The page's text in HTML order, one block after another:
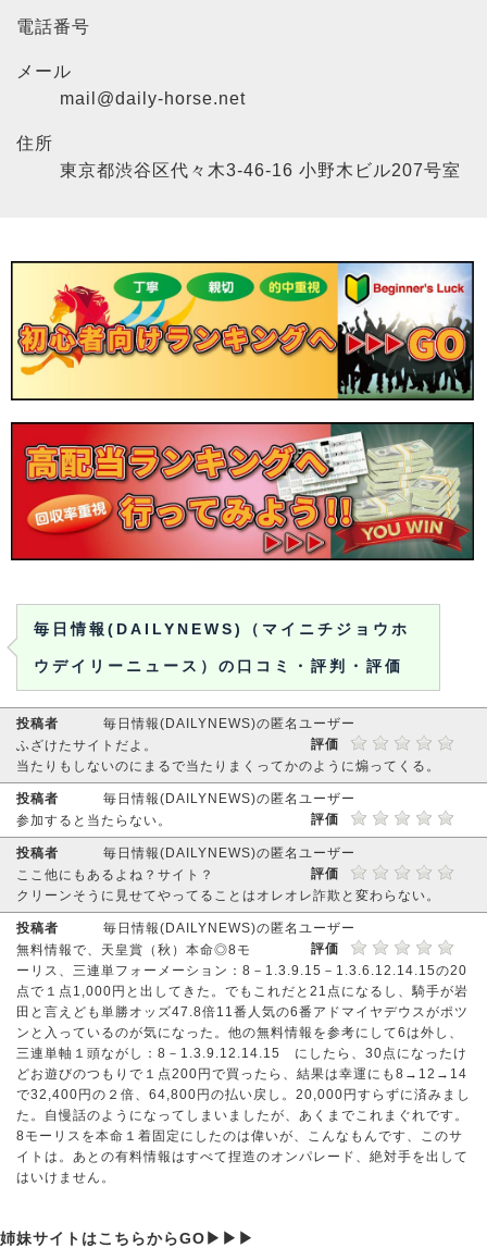
電話番号
メール
mail@daily-horse.net
住所
東京都渋谷区代々木3-46-16 小野木ビル207号室
毎日情報(DAILYNEWS)（マイニチジョウホ
ウデイリーニュース）の口コミ・評判・評価
投稿者
毎日情報(DAILYNEWS)の匿名ユーザー
評価
ふざけたサイトだよ。
当たりもしないのにまるで当たりまくってかのように煽ってくる。
投稿者
毎日情報(DAILYNEWS)の匿名ユーザー
評価
参加すると当たらない。
投稿者
毎日情報(DAILYNEWS)の匿名ユーザー
評価
ここ他にもあるよね？サイト？
クリーンそうに見せてやってることはオレオレ詐欺と変わらない。
投稿者
毎日情報(DAILYNEWS)の匿名ユーザー
評価
無料情報で、天皇賞（秋）本命◎8モ
ーリス、三連単フォーメーション：8－1.3.9.15－1.3.6.12.14.15の20
点で１点1,000円と出してきた。でもこれだと21点になるし、騎手が岩
田と言えども単勝オッズ47.8倍11番人気の6番アドマイヤデウスがポツ
ンと入っているのが気になった。他の無料情報を参考にして6は外し、
三連単軸１頭ながし：8－1.3.9.12.14.15 にしたら、30点になったけ
どお遊びのつもりで１点200円で買ったら、結果は幸運にも8→12→14
で32,400円の２倍、64,800円の払い戻し。20,000円すらずに済みまし
た。自慢話のようになってしまいましたが、あくまでこれまぐれです。
8モーリスを本命１着固定にしたのは偉いが、こんなもんです、このサ
イトは。あとの有料情報はすべて捏造のオンパレード、絶対手を出して
はいけません。
姉妹サイトはこちらからGO▶▶▶